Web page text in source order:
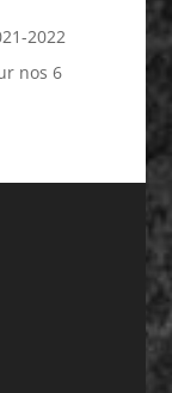
2022
nos 6